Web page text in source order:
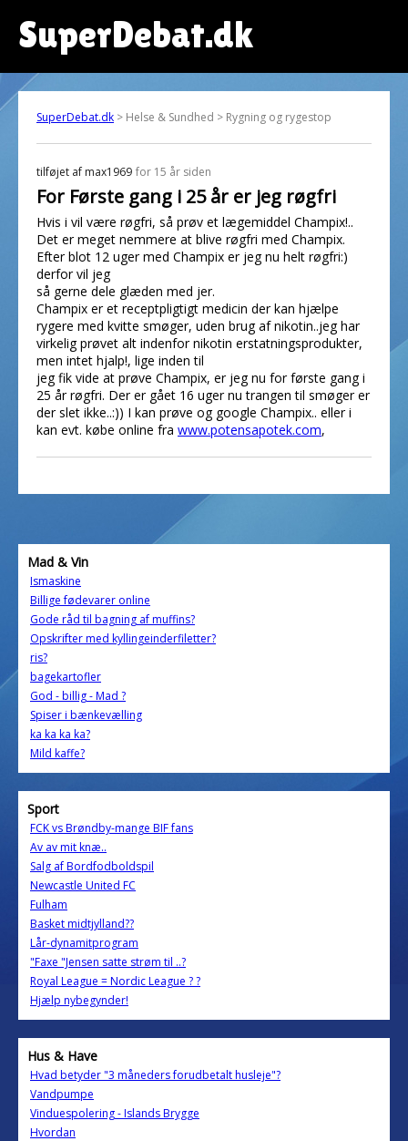
SuperDebat.dk
SuperDebat.dk > Helse & Sundhed > Rygning og rygestop
tilføjet af max1969 for 15 år siden
For Første gang i 25 år er jeg røgfri
Hvis i vil være røgfri, så prøv et lægemiddel Champix!..
Det er meget nemmere at blive røgfri med Champix.
Efter blot 12 uger med Champix er jeg nu helt røgfri:)
derfor vil jeg
så gerne dele glæden med jer.
Champix er et receptpligtigt medicin der kan hjælpe
rygere med kvitte smøger, uden brug af nikotin..jeg har
virkelig prøvet alt indenfor nikotin erstatningsprodukter,
men intet hjalp!, lige inden til
jeg fik vide at prøve Champix, er jeg nu for første gang i
25 år røgfri. Der er gået 16 uger nu trangen til smøger er
der slet ikke..:)) I kan prøve og google Champix.. eller i
kan evt. købe online fra www.potensapotek.com,
Mad & Vin
Ismaskine
Billige fødevarer online
Gode råd til bagning af muffins?
Opskrifter med kyllingeinderfiletter?
ris?
bagekartofler
God - billig - Mad ?
Spiser i bænkevælling
ka ka ka ka?
Mild kaffe?
Sport
FCK vs Brøndby-mange BIF fans
Av av mit knæ..
Salg af Bordfodboldspil
Newcastle United FC
Fulham
Basket midtjylland??
Lår-dynamitprogram
"Faxe "Jensen satte strøm til ..?
Royal League = Nordic League ? ?
Hjælp nybegynder!
Hus & Have
Hvad betyder "3 måneders forudbetalt husleje"?
Vandpumpe
Vinduespolering - Islands Brygge
Hvordan